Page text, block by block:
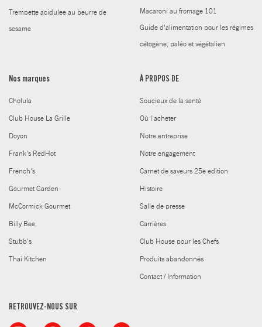
Trempette acidulee au beurre de
sesame
Macaroni au fromage 101
Guide d’alimentation pour les régimes
cétogène, paléo et végétalien
Nos marques
Cholula
Club House La Grille
Doyon
Frank's RedHot
French's
Gourmet Garden
McCormick Gourmet
Billy Bee
Stubb's
Thai Kitchen
À PROPOS DE
Soucieux de la santé
Où l'acheter
Notre entreprise
Notre engagement
Carnet de saveurs 25e edition
Histoire
Salle de presse
Carrières
Club House pour les Chefs
Produits abandonnés
Contact / Information
RETROUVEZ-NOUS SUR